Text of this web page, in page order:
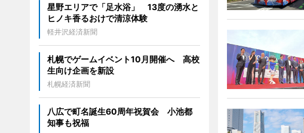
星野エリアで「足水浴」 13度の湧水と
ヒノキ香るおけで清涼体験
軽井沢経済新聞
札幌でゲームイベント10月開催へ 高校
生向け企画を新設
札幌経済新聞
八広で町名誕生60周年祝賀会 小池都
知事も祝福